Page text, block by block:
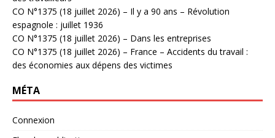
CO N°1375 (18 juillet 2026) – Il y a 90 ans – Révolution
espagnole : juillet 1936
CO N°1375 (18 juillet 2026) – Dans les entreprises
CO N°1375 (18 juillet 2026) – France – Accidents du travail :
des économies aux dépens des victimes
MÉTA
Connexion